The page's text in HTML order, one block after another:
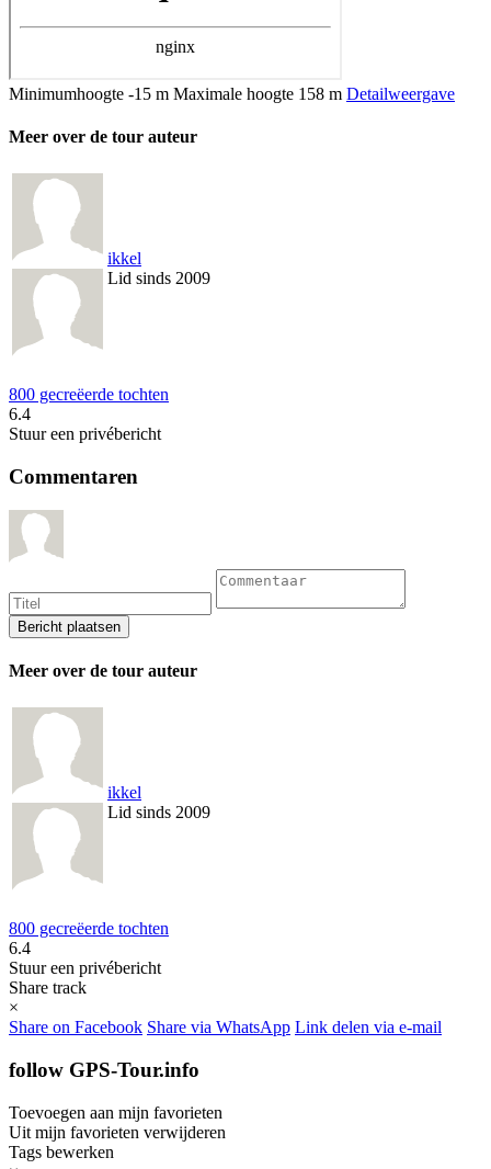
Minimumhoogte -15 m Maximale hoogte 158 m Detailweergave
Meer over de tour auteur
ikkel
Lid sinds 2009
800 gecreëerde tochten
6.4
Stuur een privébericht
Commentaren
Meer over de tour auteur
ikkel
Lid sinds 2009
800 gecreëerde tochten
6.4
Stuur een privébericht
Share track
×
Share on Facebook Share via WhatsApp Link delen via e-mail
follow GPS-Tour.info
Toevoegen aan mijn favorieten
Uit mijn favorieten verwijderen
Tags bewerken